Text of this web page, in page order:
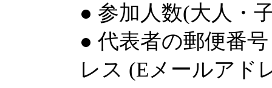
● 参加人数(大人・
● 代表者の郵便番
レス (Eメールアド